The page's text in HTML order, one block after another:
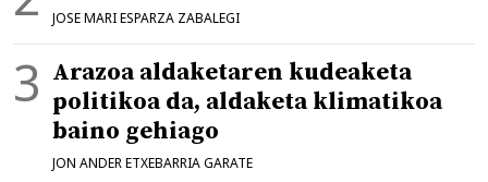
JOSE MARI ESPARZA ZABALEGI
Arazoa aldaketaren kudeaketa
politikoa da, aldaketa klimatikoa
baino gehiago
JON ANDER ETXEBARRIA GARATE